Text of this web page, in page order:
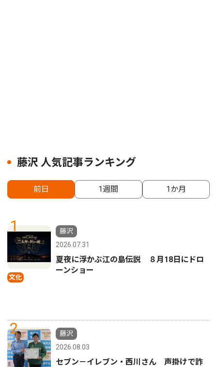
藤沢 人気記事ランキング
前日 1週間 1か月
1
文化
藤沢
2026.07.31
夏夜に浮かぶ江の島伝説 ８月18日にドロ
ーンショー
2
藤沢
2026.08.03
セブン－イレブン・西川さん 声掛けで詐